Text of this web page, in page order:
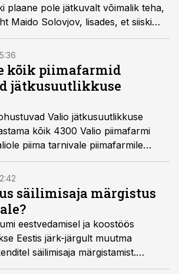
plaane pole jätkuvalt võimalik teha,
Maido Solovjov, lisades, et siiski
jõulisi investeeringuid.
kõik piimafarmid
jätkusuutlikkuse
Valio jätkusuutlikkuse
kõik 4300 Valio piimafarmi
piima tarnivale piimafarmile
preemiat kaks senti
saamiseks peab farm tegelema
tervishoiuga ja loomade heaolu
säilimisaja märgistus
eestvedamisel ja koostöös
Eestis järk-järgult muutma
säilimisaja märgistamist.
Valio on otsustanud